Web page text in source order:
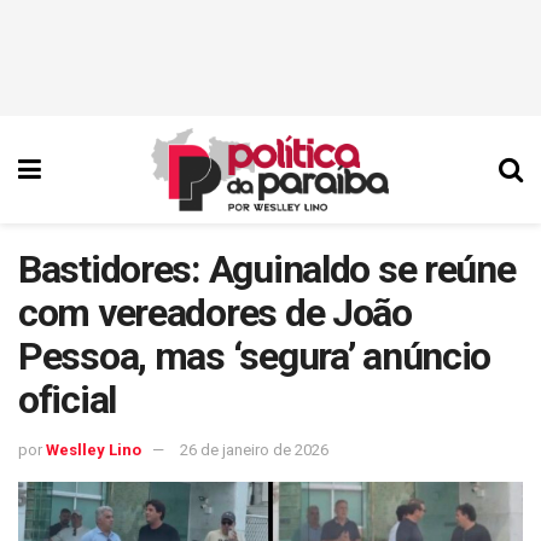
Bastidores: Aguinaldo se reúne
com vereadores de João
Pessoa, mas ‘segura’ anúncio
oficial
por Weslley Lino 26 de janeiro de 2026